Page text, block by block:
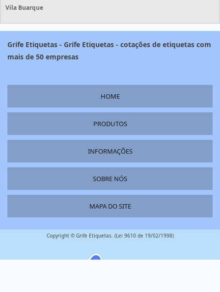
Vila Buarque
Grife Etiquetas - Grife Etiquetas - cotações de etiquetas com
mais de 50 empresas
HOME
PRODUTOS
INFORMAÇÕES
SOBRE NÓS
MAPA DO SITE
Copyright © Grife Etiquetas. (Lei 9610 de 19/02/1998)